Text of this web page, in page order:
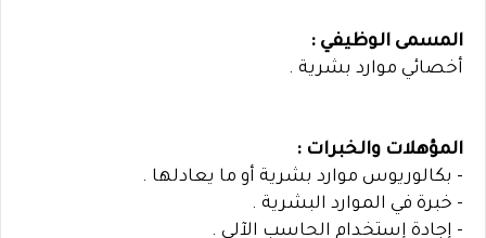
المسمى الوظيفي :
أخصائي موارد بشرية .
المؤهلات والخبرات :
- بكالوريوس موارد بشرية أو ما يعادلها .
- خبرة في الموارد البشرية .
- إجادة إستخدام الحاسب الآلي .